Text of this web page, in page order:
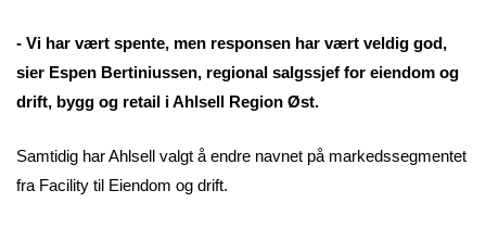
- Vi har vært spente, men responsen har vært veldig god,
sier Espen Bertiniussen, regional salgssjef for eiendom og
drift, bygg og retail i Ahlsell Region Øst.
Samtidig har Ahlsell valgt å endre navnet på markedssegmentet
fra Facility til Eiendom og drift.